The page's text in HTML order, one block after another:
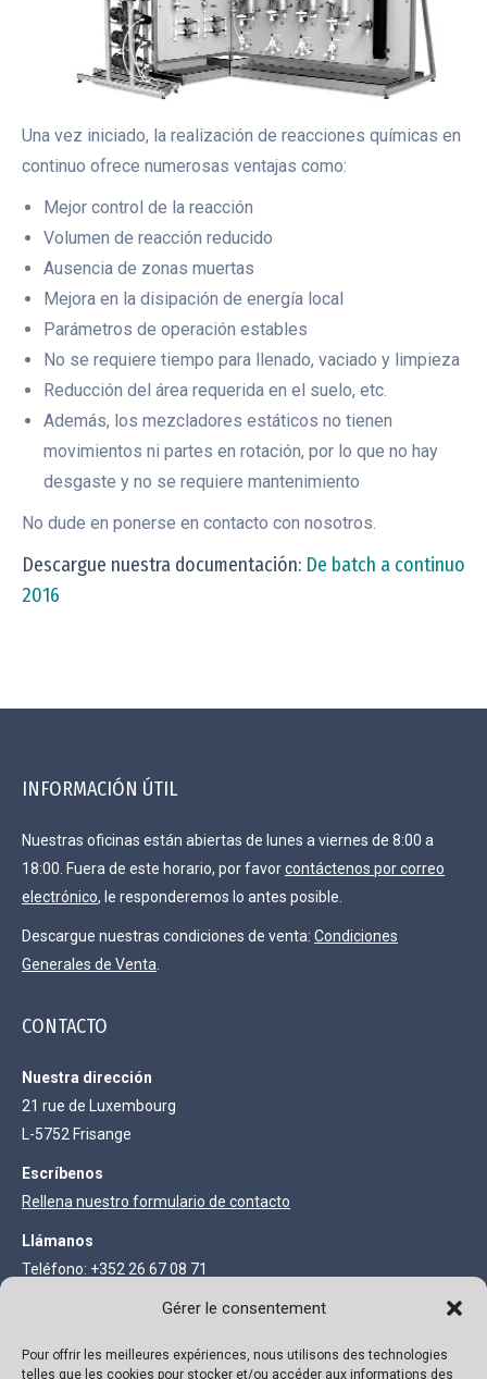
Gérer le consentement
Pour offrir les meilleures expériences, nous utilisons des technologies
telles que les cookies pour stocker et/ou accéder aux informations des
Una vez iniciado, la realización de reacciones químicas en
continuo ofrece numerosas ventajas como:
Mejor control de la reacción
Volumen de reacción reducido
Ausencia de zonas muertas
Mejora en la disipación de energía local
Parámetros de operación estables
No se requiere tiempo para llenado, vaciado y limpieza
Reducción del área requerida en el suelo, etc.
Además, los mezcladores estáticos no tienen
movimientos ni partes en rotación, por lo que no hay
desgaste y no se requiere mantenimiento
No dude en ponerse en contacto con nosotros.
Descargue nuestra documentación: De batch a continuo
2016
INFORMACIÓN ÚTIL
Nuestras oficinas están abiertas de lunes a viernes de 8:00 a
18:00. Fuera de este horario, por favorcontáctenos por correo
electrónico, le responderemos lo antes posible.
Descargue nuestras condiciones de venta: Condiciones
Generales de Venta.
CONTACTO
Nuestra dirección
21 rue de Luxembourg
L-5752 Frisange
Escríbenos
Rellena nuestro formulario de contacto
Llámanos
Teléfono: +352 26 67 08 71
Fax: +352 27 68 73 93
INFORMACIÓN LEGAL